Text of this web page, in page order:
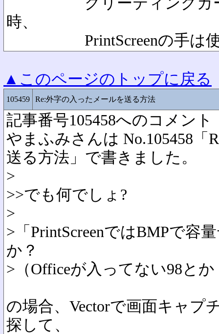
時、
PrintScreenの手は使
▲このページのトップに戻る
105459 Re:外字の入ったメールを送る方法
記事番号105458へのコメント
やまふみさんは No.105458「
送る方法」で書きました。
>
>>でも何でしょ?
>
>「PrintScreenではBMPで容
か？
>（Officeが入ってない98と
の場合、Vectorで画面キャプ
探して、